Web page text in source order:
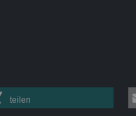
teilen